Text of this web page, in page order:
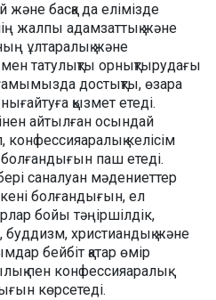
және басқа да елімізде
жалпы адамзаттық және
ұлтаралық және
татулықты орнықтырудағы
достықты, өзара
нығайтуға қызмет етеді.
айтылған осындай
конфессияаралық келісім
болғандығын паш етеді.
саналуан мәдениеттер
болғандығын, ел
бойы тәңіршілдік,
буддизм, христиандық және
бейбіт қатар өмір
пен конфессияаралық
көрсетеді.